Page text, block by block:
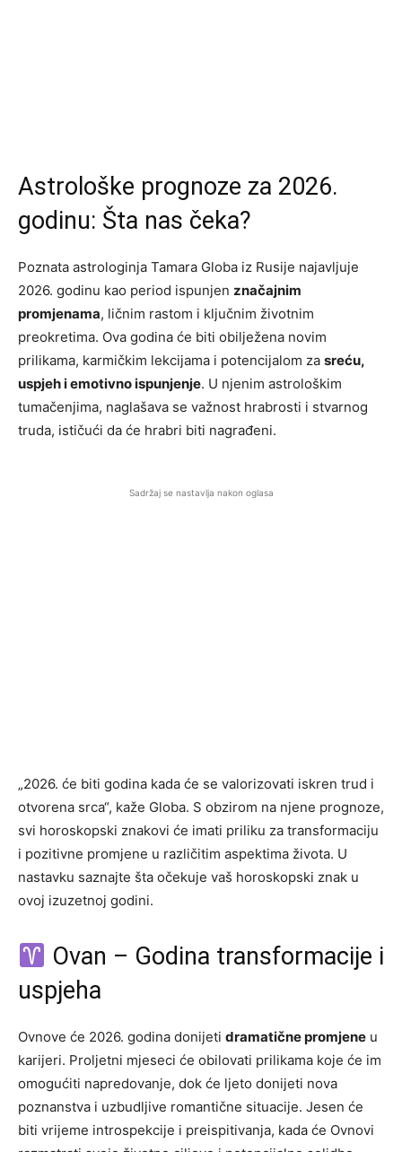
Astrološke prognoze za 2026.
godinu: Šta nas čeka?
Poznata astrologinja Tamara Globa iz Rusije najavljuje
2026. godinu kao period ispunjen značajnim
promjenama, ličnim rastom i ključnim životnim
preokretima. Ova godina će biti obilježena novim
prilikama, karmičkim lekcijama i potencijalom za sreću,
uspjeh i emotivno ispunjenje. U njenim astrološkim
tumačenjima, naglašava se važnost hrabrosti i stvarnog
truda, ističući da će hrabri biti nagrađeni.
Sadržaj se nastavlja nakon oglasa
„2026. će biti godina kada će se valorizovati iskren trud i
otvorena srca“, kaže Globa. S obzirom na njene prognoze,
svi horoskopski znakovi će imati priliku za transformaciju
i pozitivne promjene u različitim aspektima života. U
nastavku saznajte šta očekuje vaš horoskopski znak u
ovoj izuzetnoj godini.
Ovan – Godina transformacije i
uspjeha
Ovnove će 2026. godina donijeti dramatične promjene u
karijeri. Proljetni mjeseci će obilovati prilikama koje će im
omogućiti napredovanje, dok će ljeto donijeti nova
poznanstva i uzbudljive romantične situacije. Jesen će
biti vrijeme introspekcije i preispitivanja, kada će Ovnovi